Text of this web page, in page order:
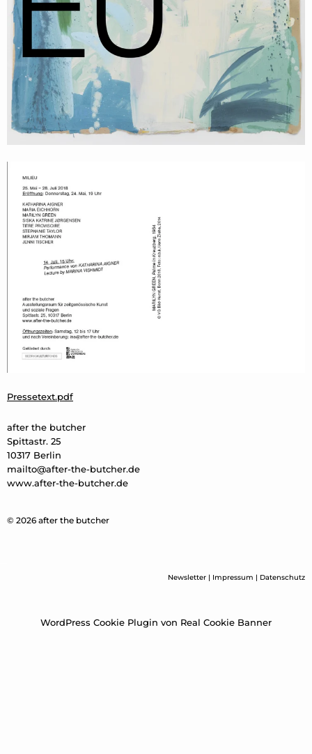
Pressetext.pdf
after the butcher
Spittastr. 25
10317 Berlin
mailto@after-the-butcher.de
www.after-the-butcher.de
© 2026 after the butcher
Newsletter | Impressum | Datenschutz
WordPress Cookie Plugin von Real Cookie Banner